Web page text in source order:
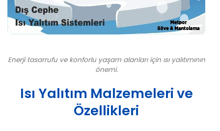
Enerji tasarrufu ve konforlu yaşam alanları için ısı yalıtımının
önemi.
Isı Yalıtım Malzemeleri ve
Özellikleri